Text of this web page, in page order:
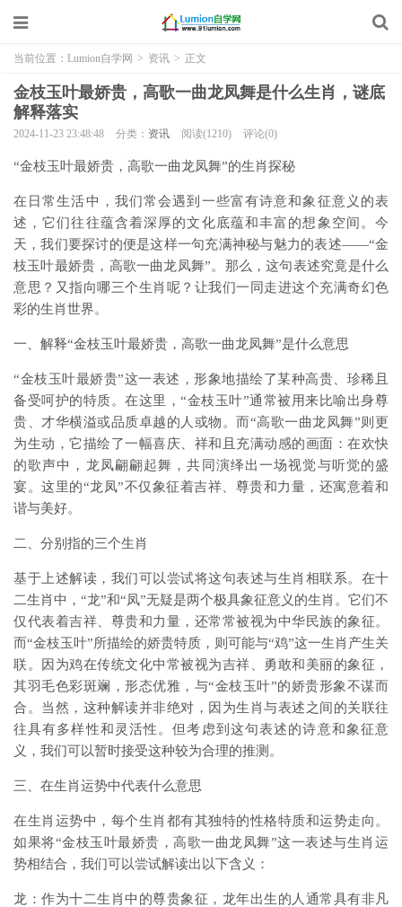
当前位置： Lumion自学网 > 资讯 > 正文
金枝玉叶最娇贵，高歌一曲龙凤舞是什么生肖，谜底
解释落实
2024-11-23 23:48:48 分类： 资讯 阅读(1210) 评论(0)
“金枝玉叶最娇贵，高歌一曲龙凤舞”的生肖探秘
在日常生活中，我们常会遇到一些富有诗意和象征意义的表
述，它们往往蕴含着深厚的文化底蕴和丰富的想象空间。今
天，我们要探讨的便是这样一句充满神秘与魅力的表述——“金
枝玉叶最娇贵，高歌一曲龙凤舞”。那么，这句表述究竟是什么
意思？又指向哪三个生肖呢？让我们一同走进这个充满奇幻色
彩的生肖世界。
一、解释“金枝玉叶最娇贵，高歌一曲龙凤舞”是什么意思
“金枝玉叶最娇贵”这一表述，形象地描绘了某种高贵、珍稀且
备受呵护的特质。在这里，“金枝玉叶”通常被用来比喻出身尊
贵、才华横溢或品质卓越的人或物。而“高歌一曲龙凤舞”则更
为生动，它描绘了一幅喜庆、祥和且充满动感的画面：在欢快
的歌声中，龙凤翩翩起舞，共同演绎出一场视觉与听觉的盛
宴。这里的“龙凤”不仅象征着吉祥、尊贵和力量，还寓意着和
谐与美好。
二、分别指的三个生肖
基于上述解读，我们可以尝试将这句表述与生肖相联系。在十
二生肖中，“龙”和“凤”无疑是两个极具象征意义的生肖。它们不
仅代表着吉祥、尊贵和力量，还常常被视为中华民族的象征。
而“金枝玉叶”所描绘的娇贵特质，则可能与“鸡”这一生肖产生关
联。因为鸡在传统文化中常被视为吉祥、勇敢和美丽的象征，
其羽毛色彩斑斓，形态优雅，与“金枝玉叶”的娇贵形象不谋而
合。当然，这种解读并非绝对，因为生肖与表述之间的关联往
往具有多样性和灵活性。但考虑到这句表述的诗意和象征意
义，我们可以暂时接受这种较为合理的推测。
三、在生肖运势中代表什么意思
在生肖运势中，每个生肖都有其独特的性格特质和运势走向。
如果将“金枝玉叶最娇贵，高歌一曲龙凤舞”这一表述与生肖运
势相结合，我们可以尝试解读出以下含义：
龙：作为十二生肖中的尊贵象征，龙年出生的人通常具有非凡